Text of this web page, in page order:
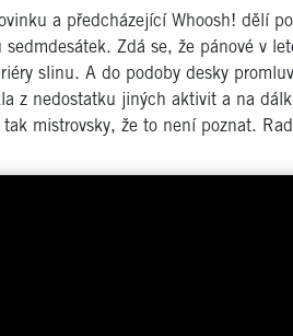
a předcházející Whoosh! dělí
sedmdesátek. Zdá se, že pánové v
slinu. A do podoby desky
z nedostatku jiných aktivit a na
tak mistrovsky, že to není poznat.